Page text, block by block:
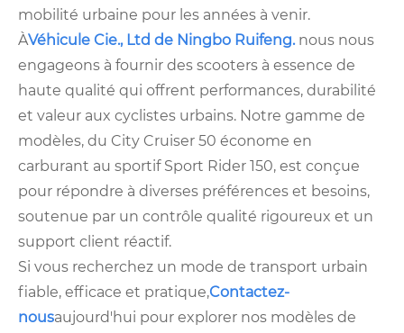
mobilité urbaine pour les années à venir.
ÀVéhicule Cie., Ltd de Ningbo Ruifeng.nous nous
engageons à fournir des scooters à essence de
haute qualité qui offrent performances, durabilité
et valeur aux cyclistes urbains. Notre gamme de
modèles, du City Cruiser 50 économe en
carburant au sportif Sport Rider 150, est conçue
pour répondre à diverses préférences et besoins,
soutenue par un contrôle qualité rigoureux et un
support client réactif.
Si vous recherchez un mode de transport urbain
fiable, efficace et pratique,Contactez-
nousaujourd'hui pour explorer nos modèles de